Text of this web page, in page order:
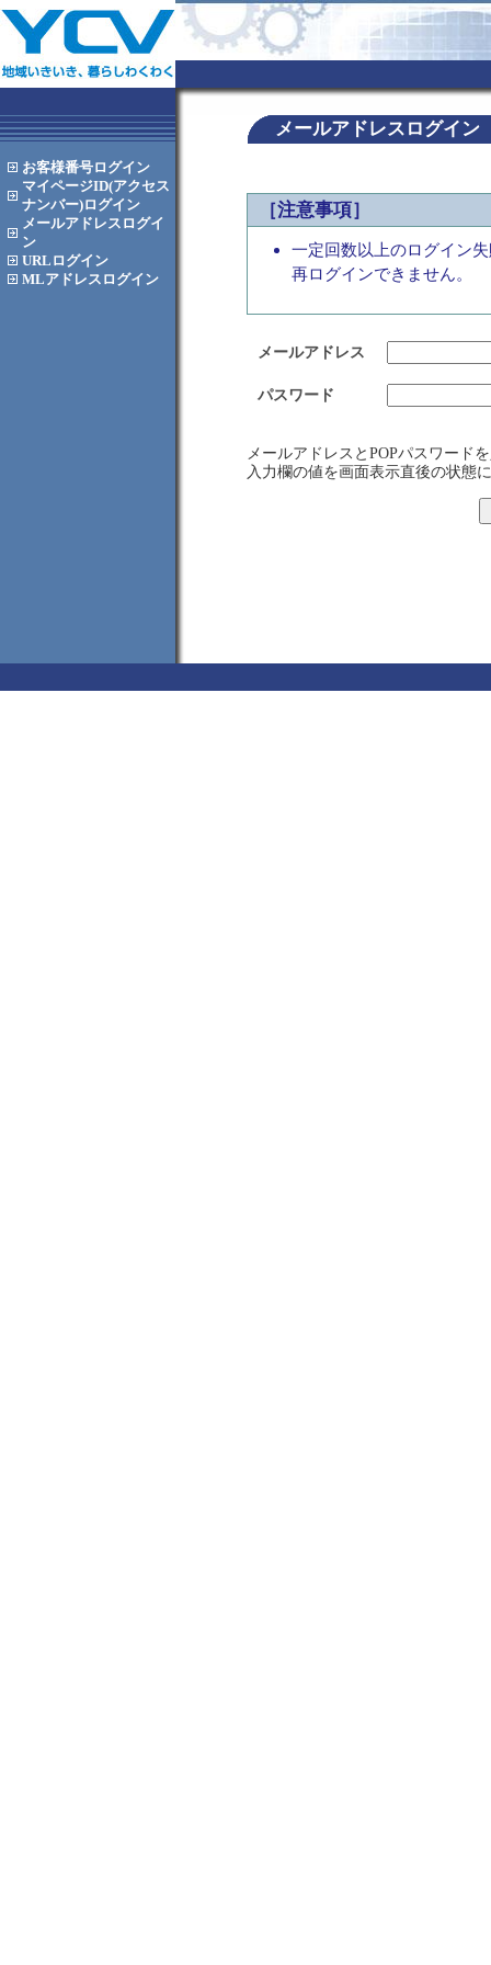
お客様番号ログイン
マイページID(アクセス
ナンバー)ログイン
メールアドレス ログイ
ン
URL ログイン
MLアドレス ログイン
メールアドレスログイン
［注意事項］
一定回数以上のログイン
再ログインできません。
メールアドレス
パスワード
メールアドレスとPOPパスワード
入力欄の値を画面表示直後の状態